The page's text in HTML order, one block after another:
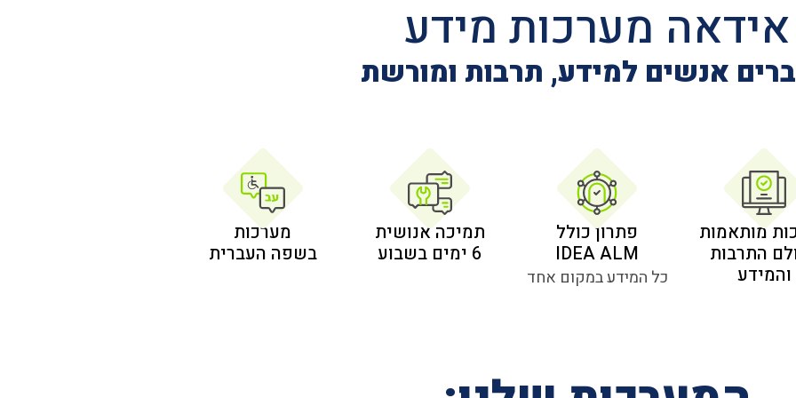
אידאה מערכות מידע
אנשים למידע, תרבות ומורשת
מותאמות
התרבות
והמידע
פתרון כולל
IDEA ALM
כל המידע במקום אחד
תמיכה אנושית
6 ימים בשבוע
מערכות
בשפה העברית